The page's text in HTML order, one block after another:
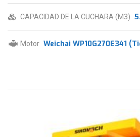
CAPACIDAD DE LA CUCHARA (M3)
Motor Weichai WP10G270E341